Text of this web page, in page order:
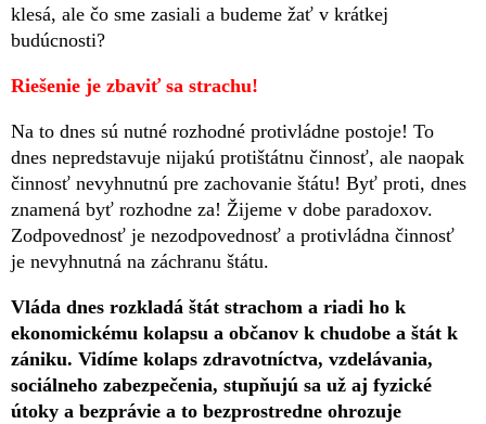
klesá, ale čo sme zasiali a budeme žať v krátkej
budúcnosti?
Riešenie je zbaviť sa strachu!
Na to dnes sú nutné rozhodné protivládne postoje! To
dnes nepredstavuje nijakú protištátnu činnosť, ale naopak
činnosť nevyhnutnú pre zachovanie štátu! Byť proti, dnes
znamená byť rozhodne za! Žijeme v dobe paradoxov.
Zodpovednosť je nezodpovednosť a protivládna činnosť
je nevyhnutná na záchranu štátu.
Vláda dnes rozkladá štát strachom a riadi ho k
ekonomickému kolapsu a občanov k chudobe a štát k
zániku. Vidíme kolaps zdravotníctva, vzdelávania,
sociálneho zabezpečenia, stupňujú sa už aj fyzické
útoky a bezprávie a to bezprostredne ohrozuje